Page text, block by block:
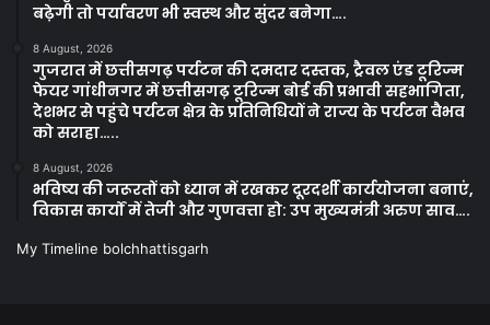
बढ़ेगी तो पर्यावरण भी स्वस्थ और सुंदर बनेगा….
8 August, 2026
गुजरात में छत्तीसगढ़ पर्यटन की दमदार दस्तक, ट्रैवल एंड टूरिज्म
फेयर गांधीनगर में छत्तीसगढ़ टूरिज्म बोर्ड की प्रभावी सहभागिता,
देशभर से पहुंचे पर्यटन क्षेत्र के प्रतिनिधियों ने राज्य के पर्यटन वैभव
को सराहा…..
8 August, 2026
भविष्य की जरूरतों को ध्यान में रखकर दूरदर्शी कार्ययोजना बनाएं,
विकास कार्यों में तेजी और गुणवत्ता हो: उप मुख्यमंत्री अरुण साव….
My Timeline bolchhattisgarh